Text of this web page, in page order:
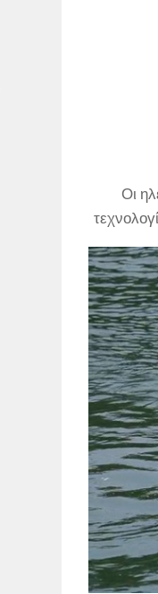
Οι